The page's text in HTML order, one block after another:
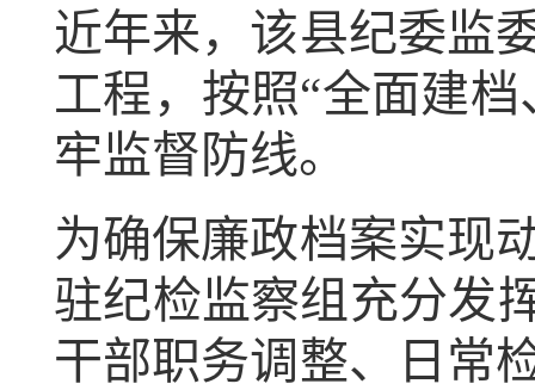
近年来，该县纪委监
工程，按照“全面建
牢监督防线。
为确保廉政档案实现
驻纪检监察组充分发
干部职务调整、日常